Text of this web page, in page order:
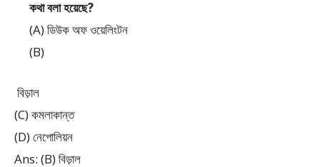
কথা বলা হয়েছে?
(A) ডিউক অফ ওয়েলিংটন
(B)
বিড়াল
(C) কমলাকান্ত
(D) নেপোলিয়ন
Ans: (B) বিড়াল